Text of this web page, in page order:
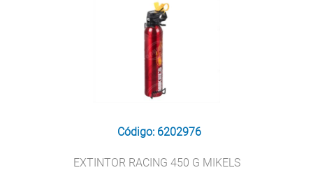
Código: 6202976
EXTINTOR RACING 450 G MIKELS